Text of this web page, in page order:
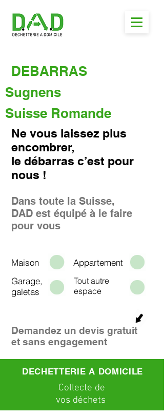
DEBARRAS
Sugnens
Suisse Romande
Ne vous laissez plus
encombrer,
le débarras c’est pour
nous !
Dans toute la Suisse,
DAD est équipé à le faire
pour vous
Maison
Appartement
Garage,
galetas
Tout autre
espace
Demandez un devis gratuit
et sans engagement
DECHETTERIE A DOMICILE
Collecte de
vos déchets